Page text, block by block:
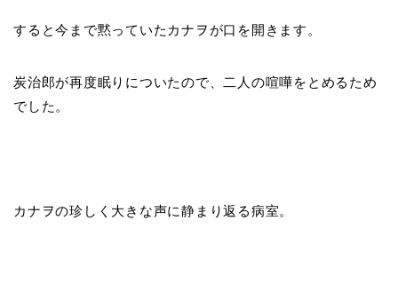
すると今まで黙っていたカナヲが口を開きます。
炭治郎が再度眠りについたので、二人の喧嘩をとめるため
でした。
カナヲの珍しく大きな声に静まり返る病室。